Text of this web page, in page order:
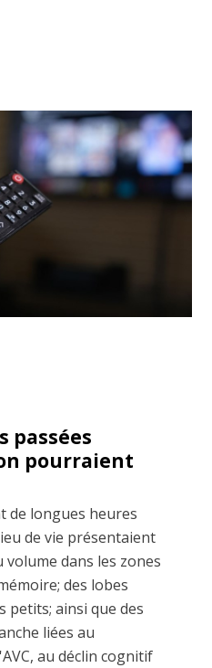
passées
pourraient
de longues heures
de vie présentaient
dans les zones
des lobes
petits; ainsi que des
liées au
au déclin cognitif